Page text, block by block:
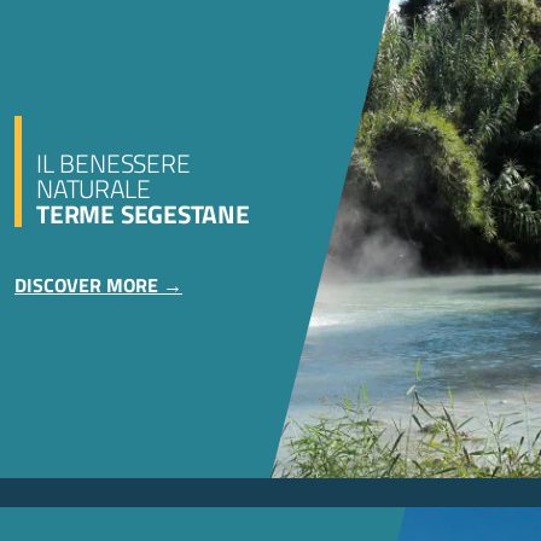
IL BENESSERE
NATURALE
TERME SEGESTANE
DISCOVER MORE